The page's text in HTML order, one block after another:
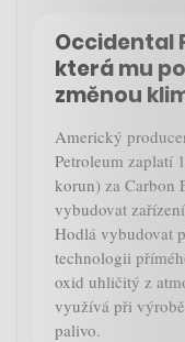
Occidental
která mu
změnou
Americký
Petroleum zaplatí
korun) za Carbon
vybudovat
Hodlá vybudovat
technologii
oxid uhličitý z
využívá při
palivo.